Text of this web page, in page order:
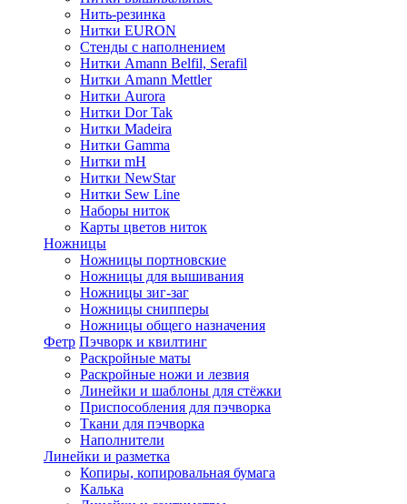
Нить-резинка
Нитки EURON
Стенды с наполнением
Нитки Amann Belfil, Serafil
Нитки Amann Mettler
Нитки Aurora
Нитки Dor Tak
Нитки Madeira
Нитки Gamma
Нитки mH
Нитки NewStar
Нитки Sew Line
Наборы ниток
Карты цветов ниток
Ножницы
Ножницы портновские
Ножницы для вышивания
Ножницы зиг-заг
Ножницы снипперы
Ножницы общего назначения
Фетр Пэчворк и квилтинг
Раскройные маты
Раскройные ножи и лезвия
Линейки и шаблоны для стёжки
Приспособления для пэчворка
Ткани для пэчворка
Наполнители
Линейки и разметка
Копиры, копировальная бумага
Калька